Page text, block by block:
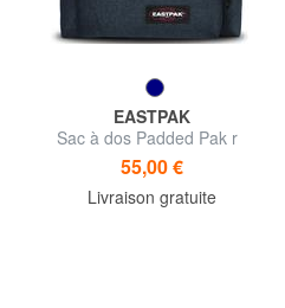
EASTPAK
Sac à dos Padded Pak r
55,00 €
Livraison gratuite